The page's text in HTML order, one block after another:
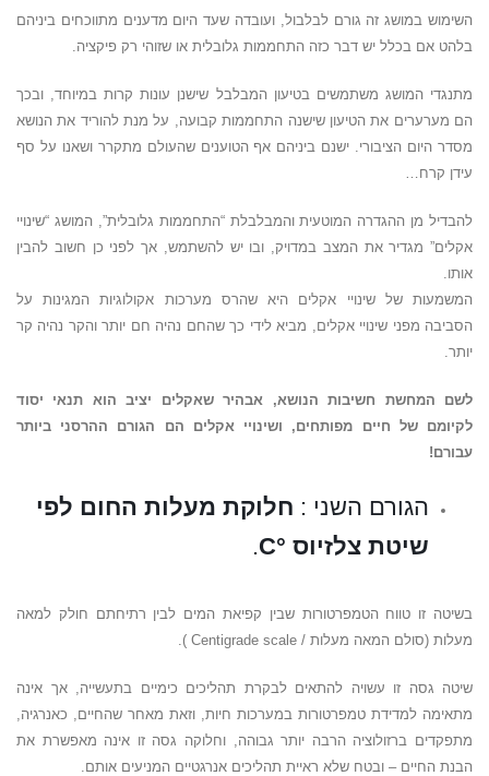
השימוש במושג זה גורם לבלבול, ועובדה שעד היום מדענים מתווכחים ביניהם
בלהט אם בכלל יש דבר כזה התחממות גלובלית או שזוהי רק פיקציה.
מתנגדי המושג משתמשים בטיעון המבלבל שישנן עונות קרות במיוחד, ובכך
הם מערערים את הטיעון שישנה התחממות קבועה, על מנת להוריד את הנושא
מסדר היום הציבורי. ישנם ביניהם אף הטוענים שהעולם מתקרר ושאנו על סף
עידן קרח…
להבדיל מן ההגדרה המוטעית והמבלבלת “התחממות גלובלית”, המושג “שינויי
אקלים” מגדיר את המצב במדויק, ובו יש להשתמש, אך לפני כן חשוב להבין
אותו.
המשמעות של שינויי אקלים היא שהרס מערכות אקולוגיות המגינות על
הסביבה מפני שינויי אקלים, מביא לידי כך שהחם נהיה חם יותר והקר נהיה קר
יותר.
לשם המחשת חשיבות הנושא, אבהיר שאקלים יציב הוא תנאי יסוד
לקיומם של חיים מפותחים, ושינויי אקלים הם הגורם ההרסני ביותר
עבורם!
הגורם השני : חלוקת מעלות החום לפי
שיטת צלזיוס °
C
.
בשיטה זו טווח הטמפרטורות שבין קפיאת המים לבין רתיחתם חולק למאה
מעלות (סולם המאה מעלות / Centigrade scale ).
שיטה גסה זו עשויה להתאים לבקרת תהליכים כימיים בתעשייה, אך אינה
מתאימה למדידת טמפרטורות במערכות חיות, וזאת מאחר שהחיים, כאנרגיה,
מתפקדים ברזולוציה הרבה יותר גבוהה, וחלוקה גסה זו אינה מאפשרת את
הבנת החיים – ובטח שלא ראיית תהליכים אנרגטיים המניעים אותם.